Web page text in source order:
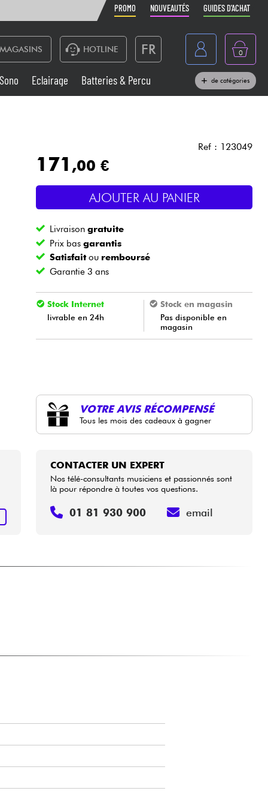
PROMO NOUVEAUTÉS GUIDES D'ACHAT
MAGASINS HOTLINE FR
Belgique
België
Nederland
0
Sono
Vents
Câbles & Access.
Sono Eclairage
Batteries & Percu
de catégories
Ref : 123049
171 ,00 €
AJOUTER AU PANIER
Livraisongratuite
Prix basgarantis
Satisfaitou remboursé
Garantie 3 ans
Stock Internet
livrable en 24h
Stock en magasin
Pas disponible en
magasin
VOTRE AVIS RÉCOMPENSÉ
Tous les mois des cadeaux à gagner
CONTACTER UN EXPERT
Nos télé-consultants musiciens et passionnés sont
là pour répondre à toutes vos questions.
01 81 930 900 email